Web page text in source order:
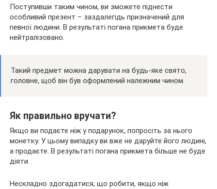
Поступивши таким чином, ви зможете піднести
особливий презент – заздалегідь призначений для
певної людини. В результаті погана прикмета буде
нейтралізовано.
Такий предмет можна дарувати на будь-яке свято,
головне, щоб він був оформлений належним чином.
Як правильно вручати?
Якщо ви подаєте ніж у подарунок, попросіть за нього
монетку. У цьому випадку ви вже не даруйте його людині,
а продаєте. В результаті погана прикмета більше не буде
діяти.
Нескладно здогадатися, що робити, якщо ніж